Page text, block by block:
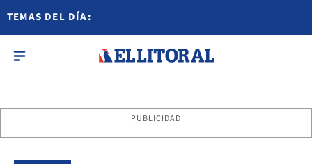
TEMAS DEL DÍA:
PUBLICIDAD